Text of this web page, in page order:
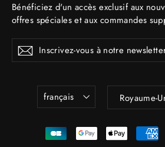
Bénéficiez d'un accès exclusif aux
offres spéciales et aux commandes
Inscrivez-
vous
newsletter
S'inscrire
Langue
français Devise
Royaume-